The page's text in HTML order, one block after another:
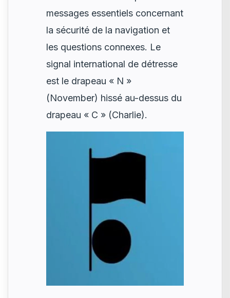
messages essentiels concernant
la sécurité de la navigation et
les questions connexes. Le
signal international de détresse
est le drapeau « N »
(November) hissé au-dessus du
drapeau « C » (Charlie).